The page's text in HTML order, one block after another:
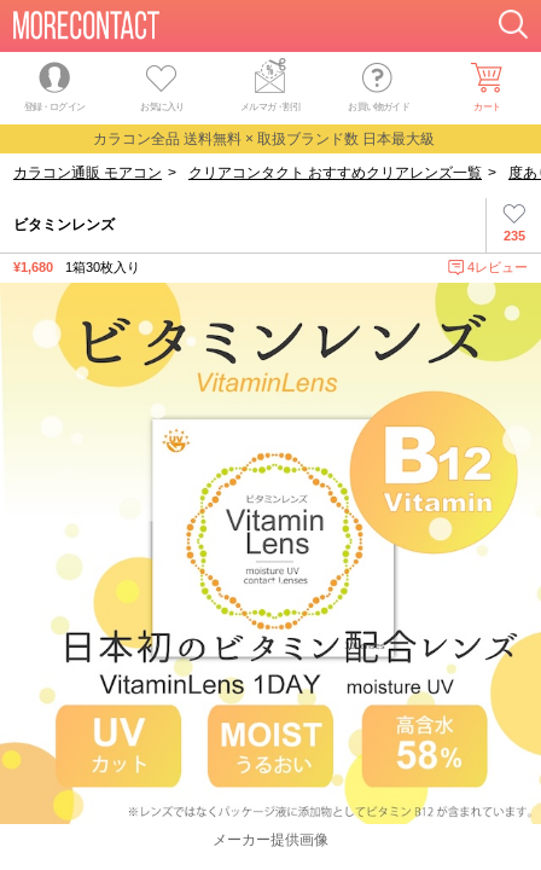
登録・ログイン お気に入り メルマガ・割引 お買い物ガイド カート
カラコン全品 送料無料 × 取扱ブランド数 日本最大級
カラコン通販 モアコン > クリアコンタクト おすすめクリアレンズ一覧 > 度あ
235
ビタミンレンズ
¥1,680 1箱30枚入り 4レビュー
メーカー提供画像